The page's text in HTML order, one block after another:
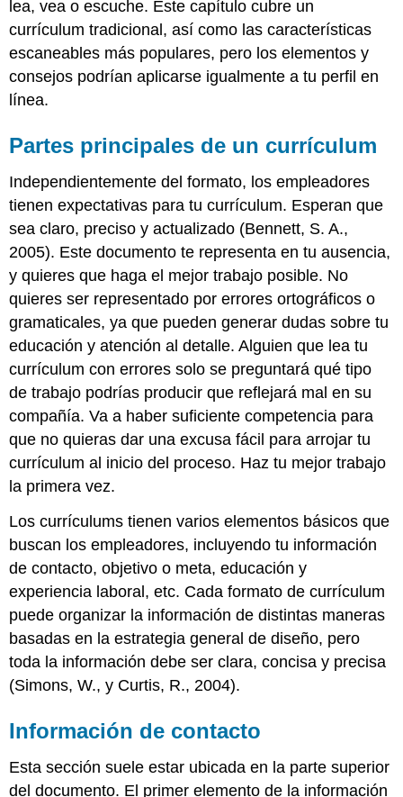
lea, vea o escuche. Este capítulo cubre un
currículum tradicional, así como las características
escaneables más populares, pero los elementos y
consejos podrían aplicarse igualmente a tu perfil en
línea.
Partes principales de un currículum
Independientemente del formato, los empleadores
tienen expectativas para tu currículum. Esperan que
sea claro, preciso y actualizado (Bennett, S. A.,
2005). Este documento te representa en tu ausencia,
y quieres que haga el mejor trabajo posible. No
quieres ser representado por errores ortográficos o
gramaticales, ya que pueden generar dudas sobre tu
educación y atención al detalle. Alguien que lea tu
currículum con errores solo se preguntará qué tipo
de trabajo podrías producir que reflejará mal en su
compañía. Va a haber suficiente competencia para
que no quieras dar una excusa fácil para arrojar tu
currículum al inicio del proceso. Haz tu mejor trabajo
la primera vez.
Los currículums tienen varios elementos básicos que
buscan los empleadores, incluyendo tu información
de contacto, objetivo o meta, educación y
experiencia laboral, etc. Cada formato de currículum
puede organizar la información de distintas maneras
basadas en la estrategia general de diseño, pero
toda la información debe ser clara, concisa y precisa
(Simons, W., y Curtis, R., 2004).
Información de contacto
Esta sección suele estar ubicada en la parte superior
del documento. El primer elemento de la información